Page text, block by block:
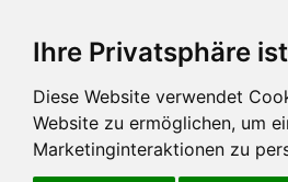
Ihre Privatsphäre
Diese Website verwendet
Website zu ermöglichen, um
Marketinginteraktionen zu